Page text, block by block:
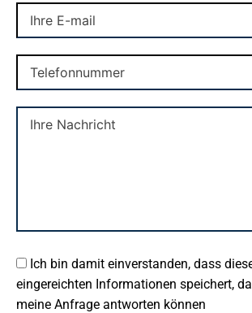
Ich bin damit einverstanden, dass
eingereichten Informationen speichert,
meine Anfrage antworten können